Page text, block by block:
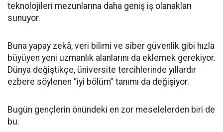
teknolojileri mezunlarına daha geniş iş olanakları
sunuyor.
Buna yapay zekâ, veri bilimi ve siber güvenlik gibi hızla
büyüyen yeni uzmanlık alanlarını da eklemek gerekiyor.
Dünya değiştikçe, üniversite tercihlerinde yıllardır
ezbere söylenen “iyi bölüm” tanımı da değişiyor.
Bugün gençlerin önündeki en zor meselelerden biri de
bu.